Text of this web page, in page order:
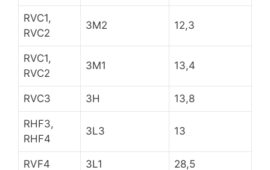
RVC1,
RVC2
3M2 12,3
RVC1,
RVC2
3M1 13,4
RVC3 3H 13,8
RHF3,
RHF4
3L3 13
RVF4 3L1 28,5